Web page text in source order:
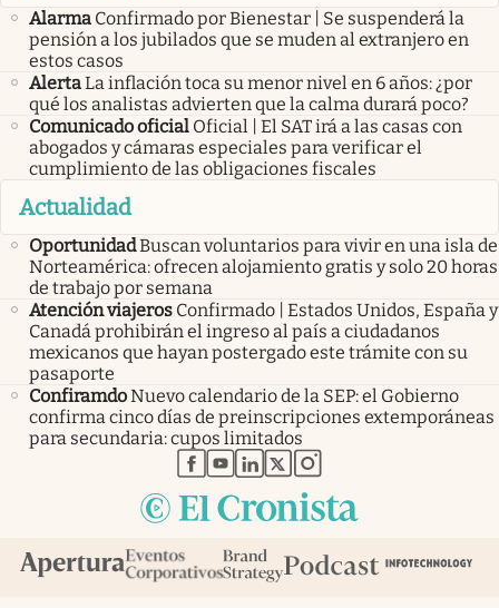
Alarma Confirmado por Bienestar | Se suspenderá la
pensión a los jubilados que se muden al extranjero en
estos casos
AlertaLa inflación toca su menor nivel en 6 años: ¿por
qué los analistas advierten que la calma durará poco?
Comunicado oficial Oficial | El SAT irá a las casas con
abogados y cámaras especiales para verificar el
cumplimiento de las obligaciones fiscales
Actualidad
OportunidadBuscan voluntarios para vivir en una isla de
Norteamérica: ofrecen alojamiento gratis y solo 20 horas
de trabajo por semana
Atención viajeros Confirmado | Estados Unidos, España y
Canadá prohibirán el ingreso al país a ciudadanos
mexicanos que hayan postergado este trámite con su
pasaporte
ConfiramdoNuevo calendario de la SEP: el Gobierno
confirma cinco días de preinscripciones extemporáneas
para secundaria: cupos limitados
abre en nueva pestaña
abre en nueva pestaña
abre en nueva pestaña
abre en nueva pestaña
abre en nueva pestaña